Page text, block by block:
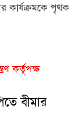
কার্যক্রমকে পৃথক
কর্তৃপক্ষ
বীমার